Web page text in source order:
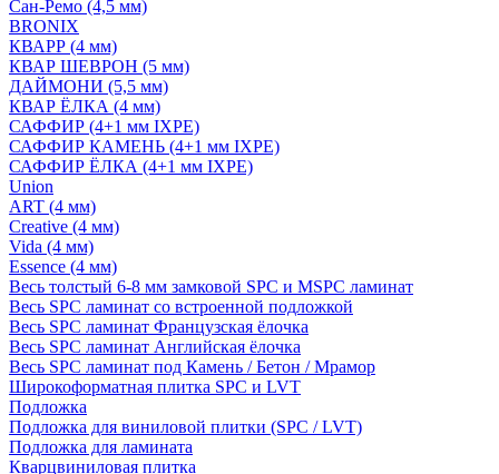
Сан-Ремо (4,5 мм)
BRONIX
КВАРР (4 мм)
КВАР ШЕВРОН (5 мм)
ДАЙМОНИ (5,5 мм)
КВАР ЁЛКА (4 мм)
САФФИР (4+1 мм IXPE)
САФФИР КАМЕНЬ (4+1 мм IXPE)
САФФИР ЁЛКА (4+1 мм IXPE)
Union
ART (4 мм)
Creative (4 мм)
Vida (4 мм)
Essence (4 мм)
Весь толстый 6-8 мм замковой SPC и MSPC ламинат
Весь SPC ламинат со встроенной подложкой
Весь SPC ламинат Французская ёлочка
Весь SPC ламинат Английская ёлочка
Весь SPC ламинат под Камень / Бетон / Мрамор
Широкоформатная плитка SPC и LVT
Подложка
Подложка для виниловой плитки (SPC / LVT)
Подложка для ламината
Кварцвиниловая плитка